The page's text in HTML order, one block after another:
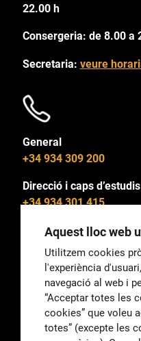
22.00 h
Consergeria: de 8.00 a
Secretaria: veure
General
+34 934 309 200
Direcció i caps d’estudis
+34 934 301 415
General
Informació
Aquest lloc web
Utilitzem cookies
l'experiència
navegació al web i
“Acceptar totes les
cookies” que voleu
totes” (excepte les